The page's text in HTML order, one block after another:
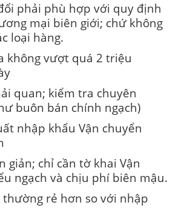
phải phù hợp với quy định
mại biên giới; chứ không
loại hàng.
không vượt quá 2 triệu
quan; kiểm tra chuyên
buôn bán chính ngạch)
nhập khẩu Vận chuyển
giản; chỉ cần tờ khai Vận
ngạch và chịu phí biên mậu.
thường rẻ hơn so với nhập